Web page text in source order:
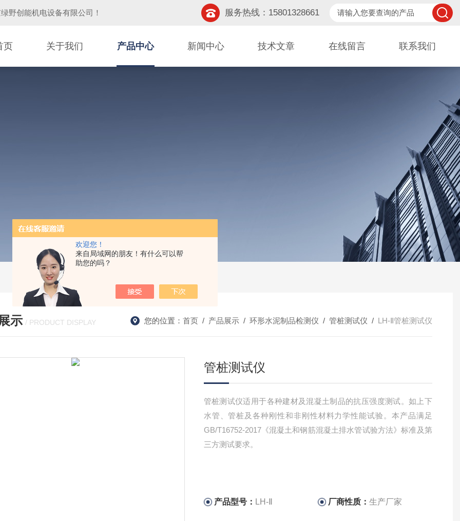
欢迎您！
来自局域网的朋友！有什么可以帮
助您的吗？
野创能机电设备有限公司 ！ 服务热线：15801328661
页 关于我们 产品中心 新闻中心 技术文章 在线留言 联系我们
示 / PRODUCT DISPLAY 您的位置： 首页 / 产品展示 / 环形水泥制品检测仪 / 管桩测试仪 / LH-Ⅱ管桩测试仪
管桩测试仪
管桩测试仪适用于各种建材及混凝土制品的抗压强度测试。如上下
水管、管桩及各种刚性和非刚性材料力学性能试验。本产品满足
GB/T16752-2017《混凝土和钢筋混凝土排水管试验方法》标准及第
三方测试要求。
产品型号： LH-Ⅱ 厂商性质：生产厂家